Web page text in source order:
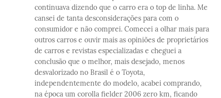
continuava dizendo que o carro era o top de linha. Me
cansei de tanta desconsiderações para com o
consumidor e não comprei. Comecei a olhar mais para
outros carros e ouvir mais as opiniões de proprietários
de carros e revistas especializadas e cheguei a
conclusão que o melhor, mais desejado, menos
desvalorizado no Brasil é o Toyota,
independentemente do modelo, acabei comprando,
na época um corolla fielder 2006 zero km, ficando